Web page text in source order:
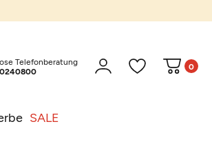
SALE
Telefonberatung
0